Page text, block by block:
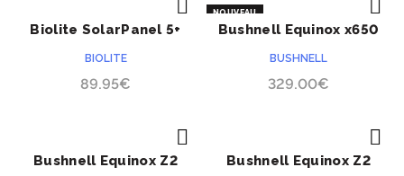
ACHETER
Biolite SolarPanel 5+
BIOLITE
89.95€
NOUVEAU
ACHETER
Bushnell Equinox x650
BUSHNELL
329.00€
ACHETER
Bushnell Equinox Z2
ACHETER
Bushnell Equinox Z2